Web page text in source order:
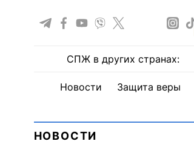
СПЖ в других странах:
Новости Защита веры
НОВОСТИ